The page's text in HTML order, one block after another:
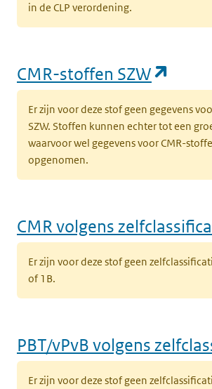
in de CLP verordening.
CMR-stoffen SZW
Er zijn voor deze stof geen gegevens
SZW. Stoffen kunnen echter tot een
waarvoor wel gegevens voor CMR-
opgenomen.
CMR volgens
Er zijn voor deze stof geen
of 1B.
PBT/vPvB volgens
Er zijn voor deze stof geen